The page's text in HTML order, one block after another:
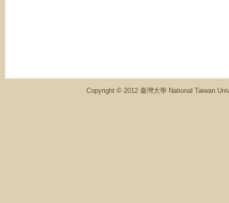
Copyright © 2012 臺灣大學 National Taiwan